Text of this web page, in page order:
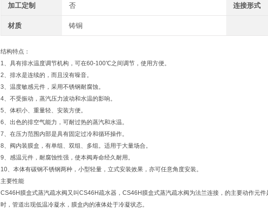
加工定制 否 连接形式
材质 铸铜
结构特点：
1、具有排水温度调节机构，可在60-100℃之间调节，使用方便。
2、排水是连续的，而且没有噪音。
3、温度敏感元件，采用不锈钢耐腐蚀。
4、不受振动，蒸汽压力波动和水温的影响。
5、体积小、重量轻、安装方便。
6、出色的排空气能力，可耐过热的蒸汽和水温。
7、在压力范围内部是具有固定过冷和循环操作。
8、阀内装膜盒，有单组、双组、多组。适用于大量场合。
9、感温元件，耐腐蚀性强，使本阀寿命经久耐用。
10、本体有碳钢不锈钢两种，小型轻量，立式安装效果，亦可任意角度安装。
主要性能
CS46H膜盒式蒸汽疏水阀又叫CS46H疏水器，CS46H膜盒式蒸汽疏水阀为法兰连接，的主要动作元
时，管道出现低温冷凝水，膜盒内的液体处于冷凝状态。